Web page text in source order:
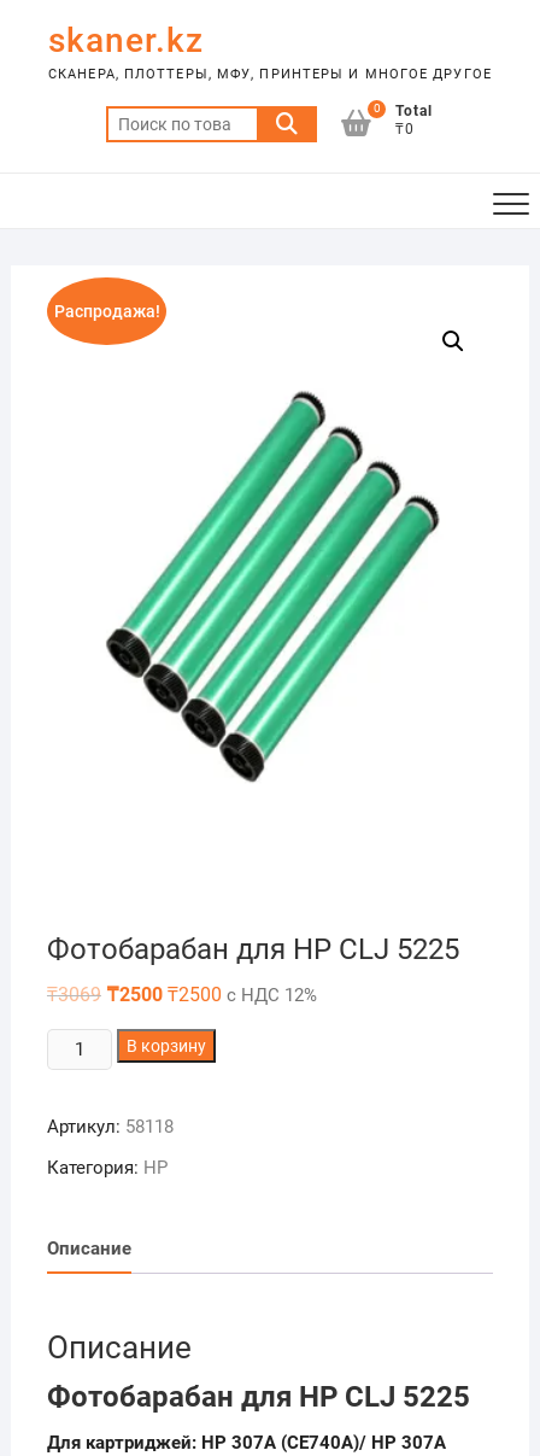
content
skaner.kz
СКАНЕРА, ПЛОТТЕРЫ, МФУ, ПРИНТЕРЫ И МНОГОЕ ДРУГОЕ
Искать:
0
Total
₸0
Распродажа!
Фотобарабан для HP CLJ 5225
₸3069 Первоначальная
составляла
₸3069.
₸2500Текущая
₸2500.
₸2500 с НДС 12%
Количество
товара
для
HP
В корзину
Артикул: 58118
Категория: HP
Описание
Описание
Фотобарабан для HP CLJ 5225
Для картриджей: HP 307A (CE740A)/ HP 307A